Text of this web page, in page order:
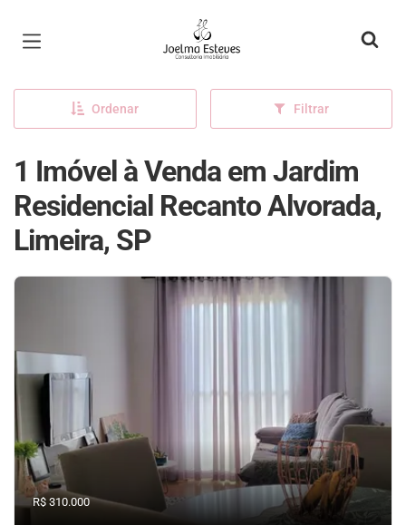
Página inicial
Ordenar Filtrar
1 Imóvel à Venda em Jardim
Residencial Recanto Alvorada,
Limeira, SP
R$ 310.000